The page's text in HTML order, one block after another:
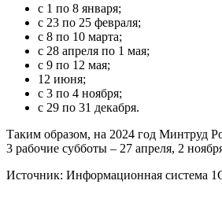
с 1 по 8 января;
с 23 по 25 февраля;
с 8 по 10 марта;
с 28 апреля по 1 мая;
с 9 по 12 мая;
12 июня;
с 3 по 4 ноября;
с 29 по 31 декабря.
Таким образом, на 2024 год Минтруд
3 рабочие субботы – 27 апреля, 2
Источник: Информационная система